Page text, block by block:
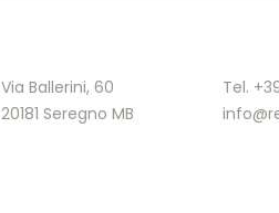
Via Ballerini, 60
20181 Seregno MB
Tel.